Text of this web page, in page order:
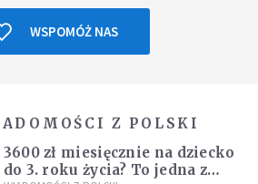
WSPOMÓŻ NAS
Z POLSKI
3600 zł miesięcznie na dziecko
do 3. roku życia? To jedna z